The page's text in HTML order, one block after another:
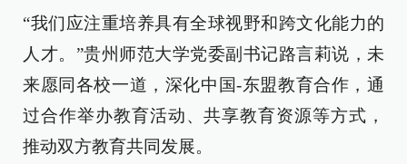
“我们应注重培养具有全球视野和跨文化能力的
人才。”贵州师范大学党委副书记路言莉说，未
来愿同各校一道，深化中国-东盟教育合作，通
过合作举办教育活动、共享教育资源等方式，
推动双方教育共同发展。